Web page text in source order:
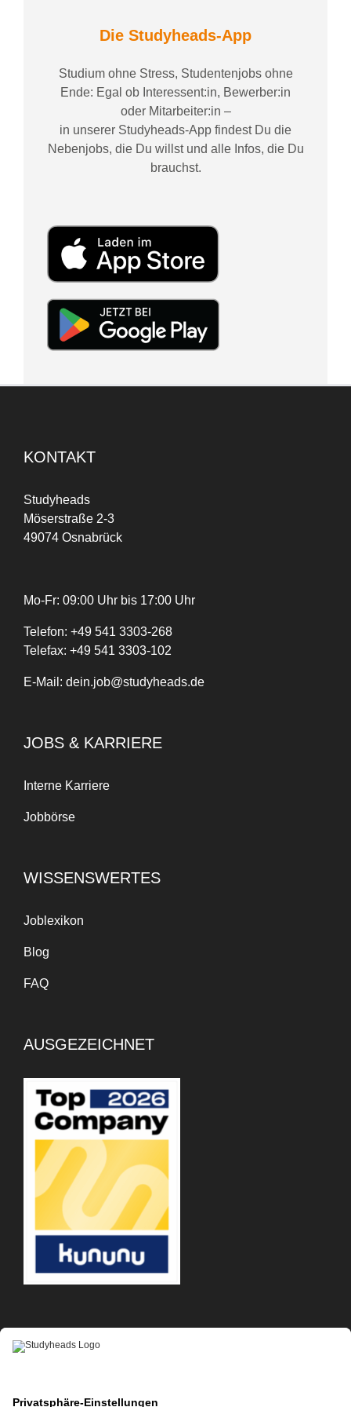
Die Studyheads-App
Studium ohne Stress, Studentenjobs ohne
Ende: Egal ob Interessent:in, Bewerber:in
oder Mitarbeiter:in –
in unserer Studyheads-App findest Du die
Nebenjobs, die Du willst und alle Infos, die Du
brauchst.
KONTAKT
Studyheads
Möserstraße 2-3
49074 Osnabrück
Mo-Fr: 09:00 Uhr bis 17:00 Uhr
Telefon: +49 541 3303-268
Telefax: +49 541 3303-102
E-Mail: dein.job@studyheads.de
JOBS & KARRIERE
Interne Karriere
Jobbörse
WISSENSWERTES
Joblexikon
Blog
FAQ
AUSGEZEICHNET